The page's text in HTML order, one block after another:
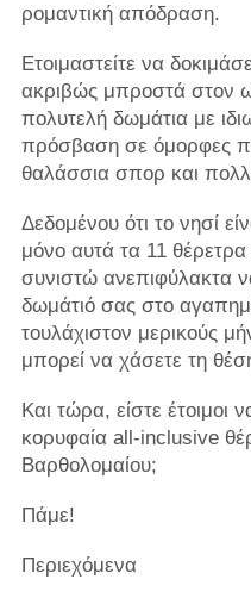
ρομαντική απόδραση.
Ετοιμαστείτε να
ακριβώς μπροστά στον
πολυτελή δωμάτια με
πρόσβαση σε όμορφες
θαλάσσια σπορ και
Δεδομένου ότι το νησί
μόνο αυτά τα 11
συνιστώ ανεπιφύλακτα
δωμάτιό σας στο
τουλάχιστον μερικούς
μπορεί να χάσετε τη
Και τώρα, είστε έτοιμοι
κορυφαία all-inclusive
Βαρθολομαίου;
Πάμε!
Περιεχόμενα